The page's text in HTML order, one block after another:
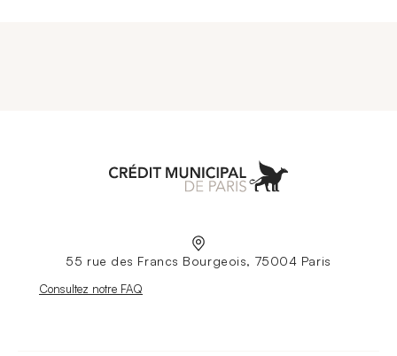
55 rue des Francs Bourgeois, 75004 Paris
Nouvelle fenêtre
Consultez notre FAQ